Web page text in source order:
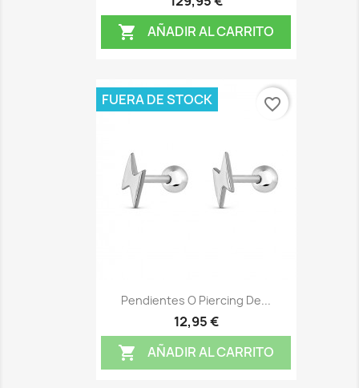
 AÑADIR AL CARRITO
Pendientes O Piercing De...
12,95 €
 AÑADIR AL CARRITO
FUERA DE STOCK favorite_border